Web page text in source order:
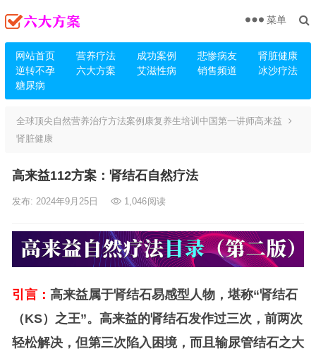
网站首页 营养疗法 成功案例 悲惨病友
肾脏健康
逆转不孕
六大方案 艾滋性病 销售频道
冰沙疗法
糖尿病
菜单
全球顶尖自然营养治疗方法案例康复养生培训中国第一讲师高来益
肾脏健康
高来益112方案：肾结石自然疗法
发布: 2024年9月25日 1,046阅读
引言： 高来益属于肾结石易感型人物，堪称“肾结石
（KS）之王”。高来益的肾结石发作过三次，前两次
轻松解决，但第三次陷入困境，而且输尿管结石之大